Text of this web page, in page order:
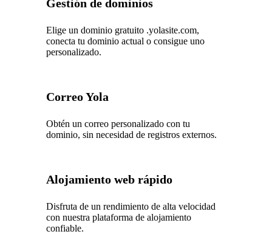
Gestión de dominios
Elige un dominio gratuito .yolasite.com,
conecta tu dominio actual o consigue uno
personalizado.
Correo Yola
Obtén un correo personalizado con tu
dominio, sin necesidad de registros externos.
Alojamiento web rápido
Disfruta de un rendimiento de alta velocidad
con nuestra plataforma de alojamiento
confiable.